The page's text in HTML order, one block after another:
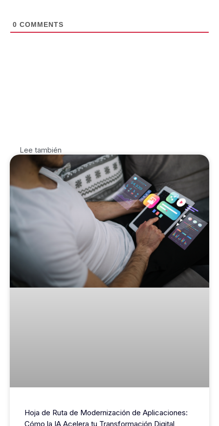
0 COMMENTS
Lee también
Hoja de Ruta de Modernización de Aplicaciones:
Cómo la IA Acelera tu Transformación Digital